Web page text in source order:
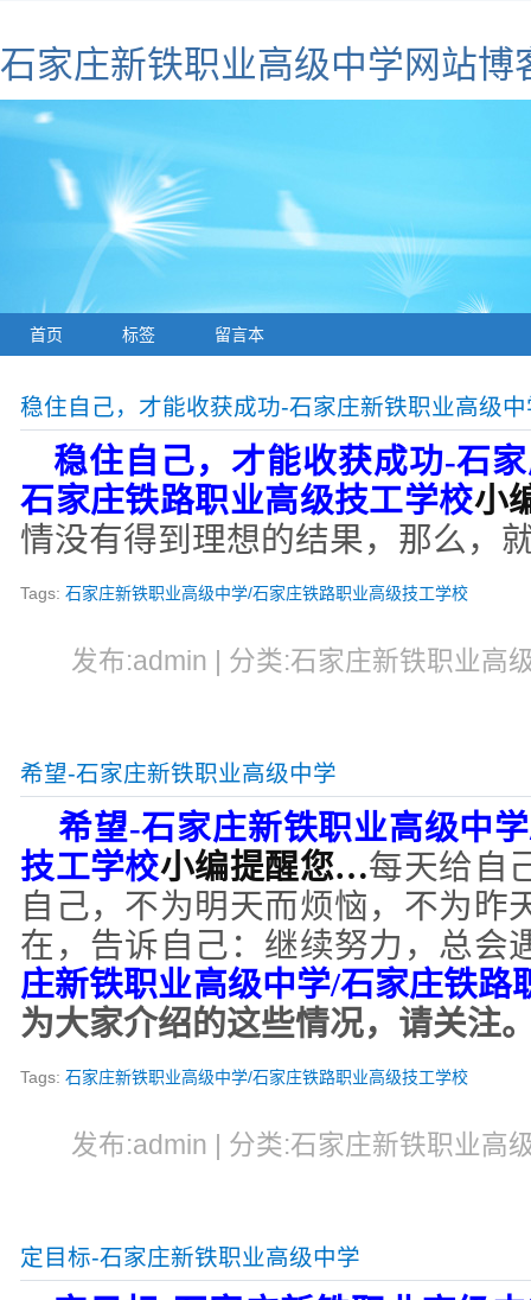
石家庄新铁职业高级中学网站博
首页 标签 留言本
稳住自己，才能收获成功-石家庄新铁职业高级
稳住自己，才能收获成功-石
石家庄铁路职业高级技工学校小
情没有得到理想的结果，那么，
Tags:石家庄新铁职业高级中学/石家庄铁路职业高级技工学校
发布:admin | 分类:石家庄新铁职业高
希望-石家庄新铁职业高级中学
希望-石家庄新铁职业高级中
技工学校小编提醒您…每天给自
自己，不为明天而烦恼，不为昨
在，告诉自己：继续努力，总会
庄新铁职业高级中学/石家庄铁路
为大家介绍的这些情况，请关注
Tags:石家庄新铁职业高级中学/石家庄铁路职业高级技工学校
发布:admin | 分类:石家庄新铁职业高
定目标-石家庄新铁职业高级中学